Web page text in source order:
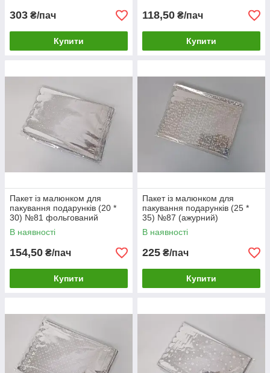
303 ₴/пач
Купити
118,50 ₴/пач
Купити
Пакет із малюнком для
пакування подарунків (20 *
30) №81 фольгований
"Крапелька" (100 шт)
В наявності
154,50 ₴/пач
Купити
Пакет із малюнком для
пакування подарунків (25 *
35) №87 (ажурний)
"Конфетті" (100 шт)
В наявності
225 ₴/пач
Купити